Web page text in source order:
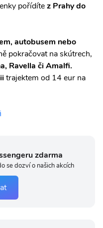
pořídítez Prahy do
autobusem nebo
pokračovat na skútrech,
Ravella či Amalfi.
trajektem od 14 eur na
zdarma
se dozví o našich akcích